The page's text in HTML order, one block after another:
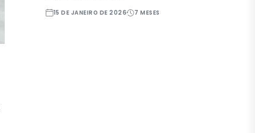
15 DE JANEIRO DE 2026 7 MESES